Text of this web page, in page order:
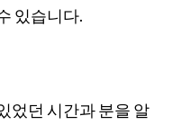
있습니다.
었던 시간과 분을 알